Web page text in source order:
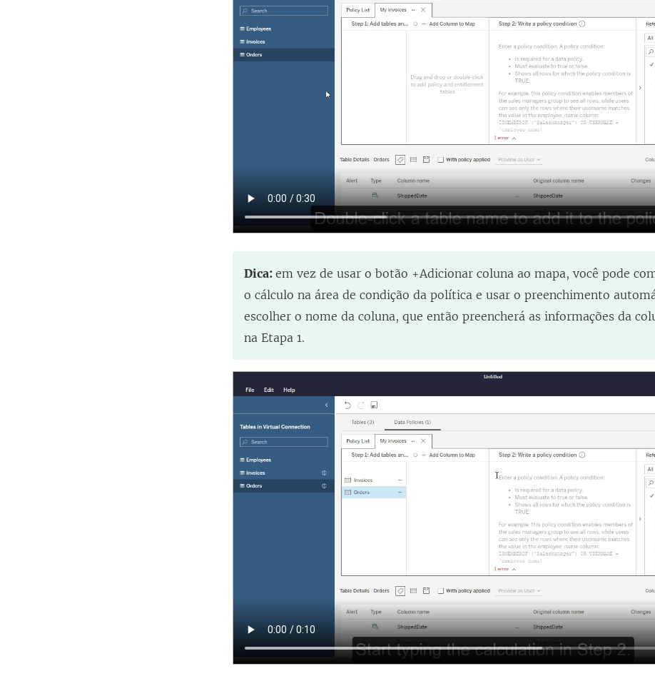
Dica:em vez de usar o botão +Adicionar coluna ao mapa, você pode
o cálculo na área de condição da política e usar o preenchimento
escolher o nome da coluna, que então preencherá as informações da
na Etapa 1.